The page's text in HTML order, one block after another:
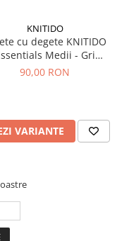
KNITIDO
cu degete KNITIDO
Medii - Gri
deschis
90,00 RON
VARIANTE